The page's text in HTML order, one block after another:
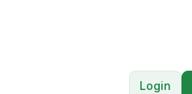
Login